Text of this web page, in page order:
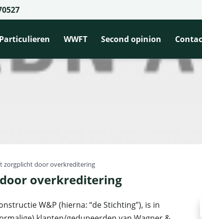
Particulieren WWFT Second opinion
zorgplicht door overkreditering
overkreditering
W&P (hierna: “de Stichting”), is in